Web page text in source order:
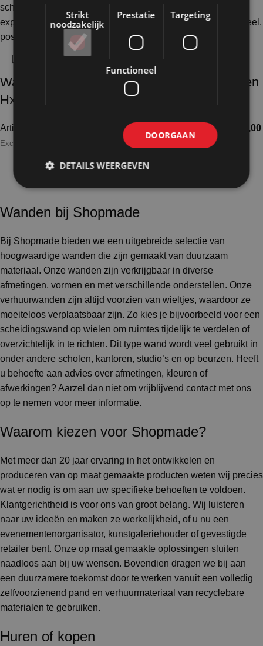
Wand wit op wielen
HxB156x186cm
Artikelnummer: 10112 410,50
Excl. BTW
Wand zwart op wielen
HxB220x104cm
Artikelnummer: 11123 502,00
Wanden bij Shopmade
Bij Shopmade bieden we een uitgebreide selectie van
hoogwaardige wanden die zijn gemaakt van duurzaam
materiaal. Onze wanden zijn verkrijgbaar in diverse
afmetingen, vormen en met verschillende onderstellen. Onze
verhuurwanden zijn altijd voorzien van wieltjes, waardoor ze
moeiteloos verplaatsbaar zijn. Zo kies je bijvoorbeeld voor een
scheidingswand op wielen om ruimtes tijdelijk te verdelen of
overzichtelijk in te richten. Dit type wand wordt veel gebruikt in
onder andere scholen, kantoren, studio’s en op beurzen. Heeft
u behoefte aan advies over afmetingen, kleuren of
afwerkingen? Aarzel dan niet om vrijblijvend contact met ons
op te nemen voor meer informatie.
Waarom kiezen voor Shopmade?
Met meer dan 20 jaar ervaring in het ontwikkelen en
produceren van op maat gemaakte producten weten wij precies
wat er nodig is om aan uw specifieke behoeften te voldoen.
Klantgerichtheid is voor ons van groot belang. Wij luisteren
naar uw ideeën en maken ze werkelijkheid, of u nu een
evenementenorganisator, kunstgaleriehouder of gevestigde
retailer bent. Onze op maat gemaakte oplossingen sluiten
naadloos aan bij uw wensen. Bovendien dragen we bij aan
een duurzamere toekomst door te werken vanuit een volledig
zelfvoorzienend pand en verhuurmateriaal van recyclebare
materialen te gebruiken.
Huren of kopen
Strikt
noodzakelijk
Prestatie Targeting
Functioneel
DOORGAAN
DETAILS WEERGEVEN